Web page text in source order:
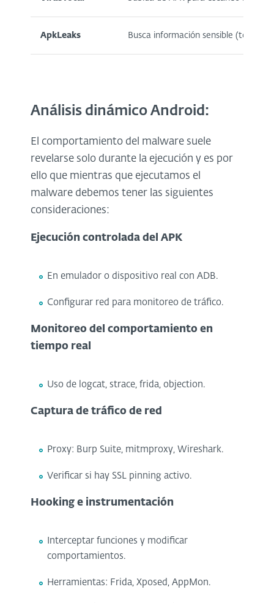
ApkLeaks Busca información sensible (tokens,
Análisis dinámico Android:
El comportamiento del malware suele
revelarse solo durante la ejecución y es por
ello que mientras que ejecutamos el
malware debemos tener las siguientes
consideraciones:
Ejecución controlada del APK
En emulador o dispositivo real con ADB.
Configurar red para monitoreo de tráfico.
Monitoreo del comportamiento en
tiempo real
Uso de logcat, strace, frida, objection.
Captura de tráfico de red
Proxy: Burp Suite, mitmproxy, Wireshark.
Verificar si hay SSL pinning activo.
Hooking e instrumentación
Interceptar funciones y modificar
comportamientos.
Herramientas: Frida, Xposed, AppMon.